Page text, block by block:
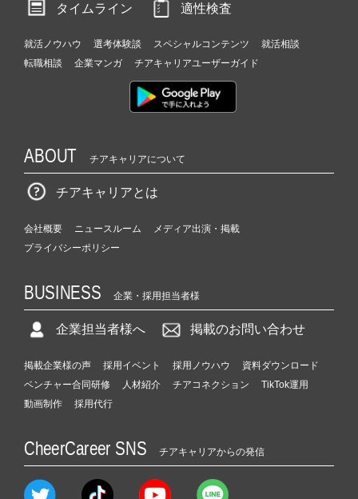
タイムライン
適性検査
就活ノウハウ 選考体験談 スペシャルコンテンツ
就活相談
転職相談
企業マンガ チアキャリアユーザーガイド
ABOUT チアキャリアについて
チアキャリアとは
会社概要 ニュースルーム
メディア出演・掲載
プライバシーポリシー
BUSINESS 企業・採用担当者様
企業担当者様へ 掲載のお問い合わせ
掲載企業様の声 採用イベント 採用ノウハウ
資料ダウンロード
ベンチャー合同研修
人材紹介 チアコネクション
TikTok運用
動画制作
採用代行
CheerCareer SNS チアキャリアからの発信